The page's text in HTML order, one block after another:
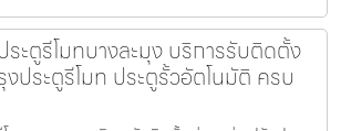
ะตูรีโมทบางละมุง บริการรับติดตั้ง
ประตูรีโมท ประตูรั้วอัตโนมัติ ครบ